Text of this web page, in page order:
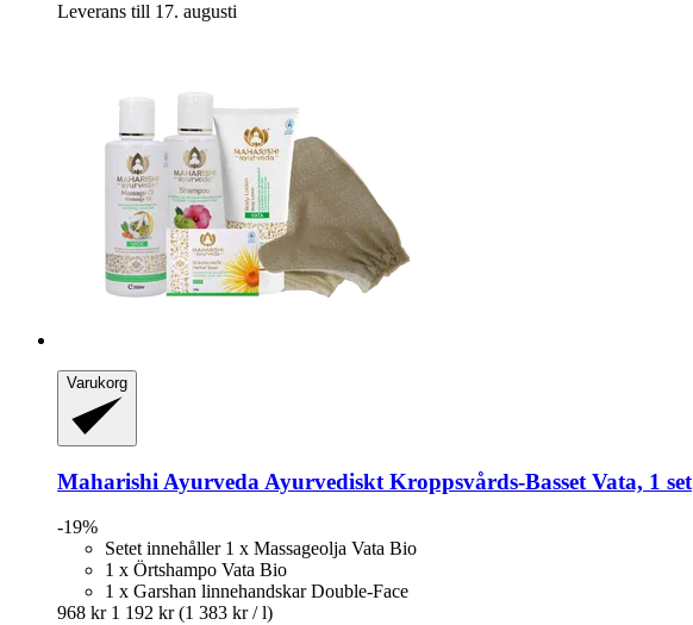
Leverans till 17. augusti
Varukorg
Maharishi Ayurveda Ayurvediskt Kroppsvårds-​Basset Vata, 1 set
-19%
Setet innehåller 1 x Massageolja Vata Bio
1 x Örtshampo Vata Bio
1 x Garshan linnehandskar Double-Face
968 kr 1 192 kr (1 383 kr / l)